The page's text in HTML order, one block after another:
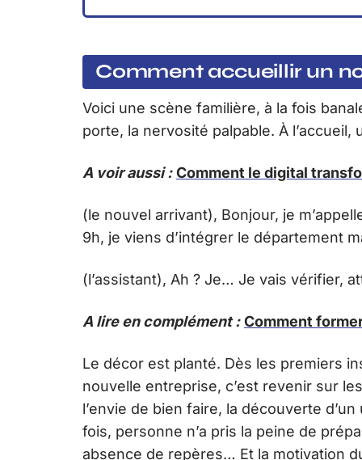
Comment accueillir un
Voici une scène familière, à la fois
porte, la nervosité palpable. À l’accueil,
A voir aussi : Comment le digital
(le nouvel arrivant), Bonjour, je
9h, je viens d’intégrer le département
(l’assistant), Ah ? Je… Je vais vérifier,
A lire en complément : Comment
Le décor est planté. Dès les premiers
nouvelle entreprise, c’est revenir sur
l’envie de bien faire, la découverte
fois, personne n’a pris la peine de
absence de repères… Et la motivation